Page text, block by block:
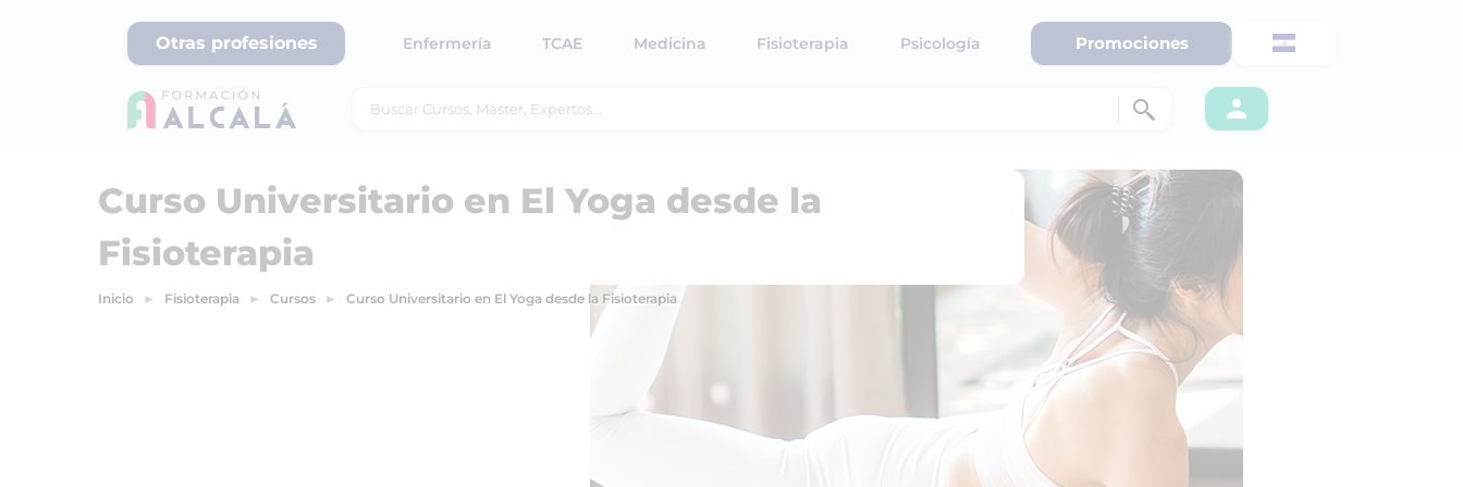
Otras profesiones Enfermería TCAE Medicina Fisioterapia Psicología Promociones
Curso Universitario en El Yoga desde la
Fisioterapia
Inicio Fisioterapia Cursos Curso Universitario en El Yoga desde la Fisioterapia